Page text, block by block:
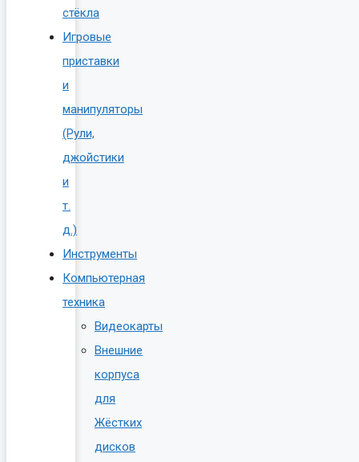
стёкла
Игровые
приставки
и
манипуляторы
(Рули,
джойстики
и
т.
д.)
Инструменты
Компьютерная
техника
Видеокарты
Внешние
корпуса
для
Жёстких
дисков